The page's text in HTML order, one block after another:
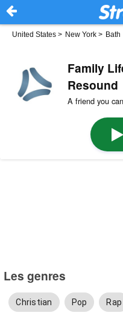
United States > New York > Bath
Family
Resound
A friend you
Les genres
Christian Pop Rap